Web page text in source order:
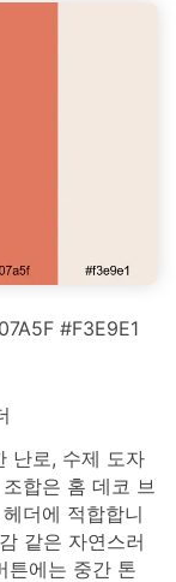
#F3E9E1
난로, 수제 도자
합은 홈 데코 브
더에 적합합니
같은 자연스러
튼에는 중간 톤